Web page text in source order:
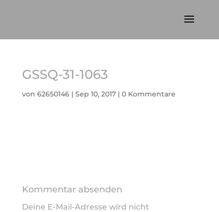
GSSQ-31-1063
von 62650146| Sep 10, 2017| 0 Kommentare
Kommentar absenden
Deine E-Mail-Adresse wird nicht